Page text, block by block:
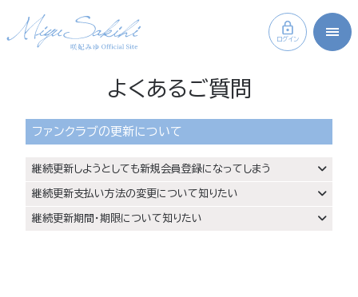
ログイン
よくあるご質問
ファンクラブの更新について
継続更新しようとしても新規会員登録になってしまう
継続更新支払い方法の変更について知りたい
継続更新期間・期限について知りたい